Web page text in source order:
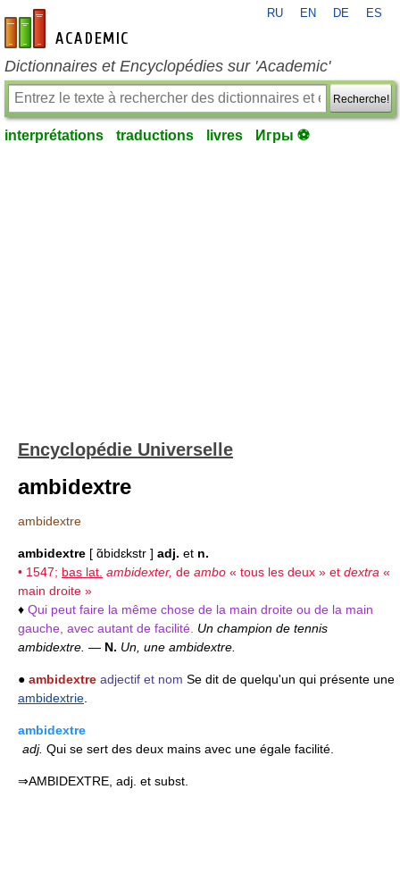
fr-academic.com
RU EN DE ES
Dictionnaires et Encyclopédies sur 'Academic'
Recherche!
interprétations traductions livres Игры ⚽
Encyclopédie Universelle
ambidextre
ambidextre
ambidextre [ ɑ̃bidɛkstr ] adj. et n.
• 1547; bas lat. ambidexter, de ambo « tous les deux » et dextra «
main droite »
♦ Qui peut faire la même chose de la main droite ou de la main
gauche, avec autant de facilité. Un champion de tennis
ambidextre. — N. Un, une ambidextre.
● ambidextre adjectif et nom Se dit de quelqu'un qui présente une
ambidextrie
ambidextre
adj. Qui se sert des deux mains avec une égale facilité.
⇒AMBIDEXTRE, adj. et subst.